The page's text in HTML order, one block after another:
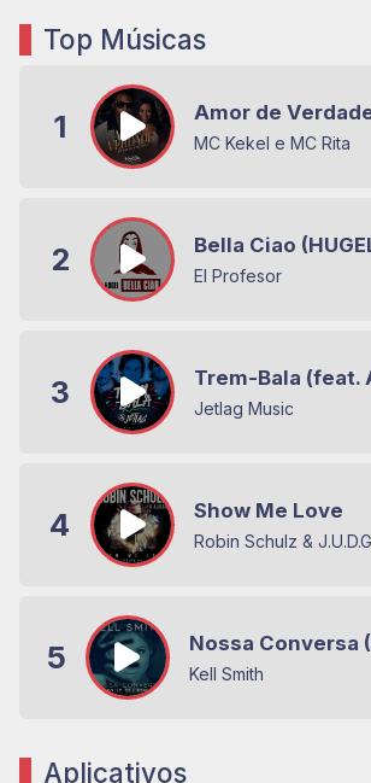
Top Músicas
1 Amor de
MC Kekel e MC Rita
2 Bella Ciao
El Profesor
3 Trem-Bala (feat.
Jetlag Music
4 Show Me Love
Robin Schulz &
5 Nossa Conversa
Kell Smith
Aplicativos